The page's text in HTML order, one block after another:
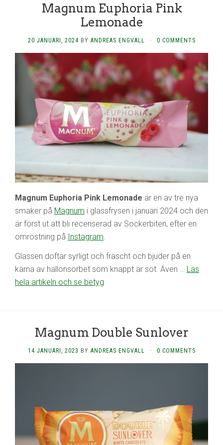
Magnum Euphoria Pink
Lemonade
20 JANUARI, 2024 BY ANDREAS ENGVALL · 0 COMMENTS
Magnum Euphoria Pink Lemonade är en av tre nya
smaker på Magnum i glassfrysen i januari 2024 och den
är först ut att bli recenserad av Sockerbiten, efter en
omröstning på Instagram
Glassen doftar syrligt och fräscht och bjuder på en
kärna av hallonsorbet som knappt är söt. Även … Läs
hela artikeln och se betyg
Magnum Double Sunlover
14 JANUARI, 2023 BY ANDREAS ENGVALL · 0 COMMENTS